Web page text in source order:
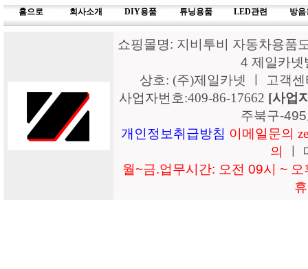
홈으로 회사소개 DIY용품 튜닝용품 LED관련 방음
쇼핑몰명: 지비투비 자동차용품
4 제일카
상호: (주)제일카넷 ㅣ 고객
사업자번호:409-86-17662 [사업
주북구-
개인정보취급방침 이메일문의
의
월~금.업무시간: 오전 09시 ~